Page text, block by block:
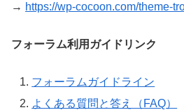
→ https://wp-cocoon.com/theme-
フォーラム利用ガイドリンク
フォーラムガイドライン
よくある質問と答え（FAQ）